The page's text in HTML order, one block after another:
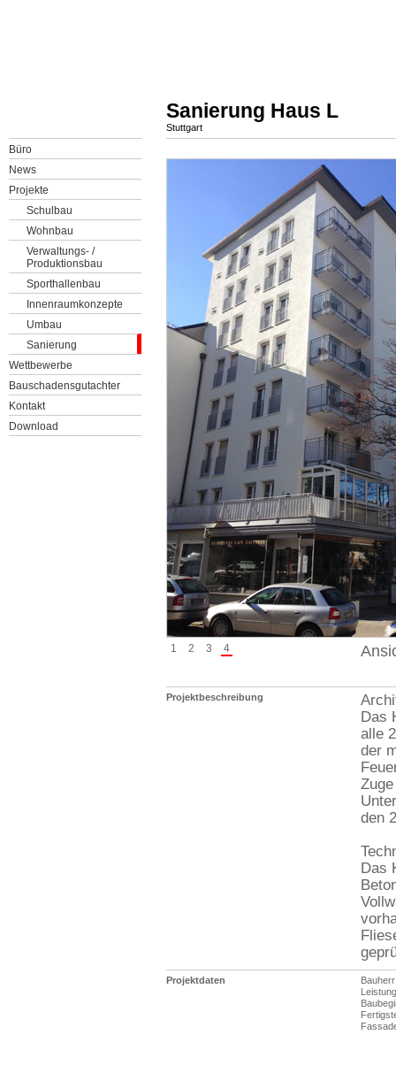
Büro
News
Projekte
Schulbau
Wohnbau
Verwaltungs- /
Produktionsbau
Sporthallenbau
Innenraumkonzepte
Umbau
Sanierung
Wettbewerbe
Bauschadensgutachter
Kontakt
Download
Sanierung Haus L
Stuttgart
1 2 3 4
Projektbeschreibung
Das
alle
der
den
Das
Projektdaten
Bauherr